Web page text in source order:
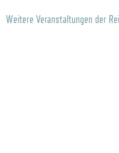
Weitere Veranstaltungen der